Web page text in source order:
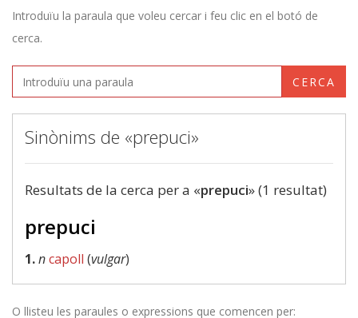
Introduïu la paraula que voleu cercar i feu clic en el botó de
cerca.
CERCA
Sinònims de «prepuci»
Resultats de la cerca per a «prepuci» (1 resultat)
prepuci
1.ncapoll (vulgar)
O llisteu les paraules o expressions que comencen per: